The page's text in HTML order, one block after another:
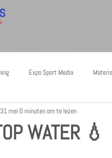
Expo Sport Media
WATER 💧
31 mei 0 minuten om te lezen